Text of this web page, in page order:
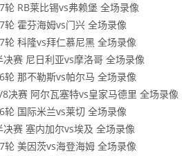
RB莱比锡vs弗赖堡 全场录像
霍芬海姆vs门兴 全场录像
科隆vs拜仁慕尼黑 全场录像
赛 尼日利亚vs摩洛哥 全场录像
那不勒斯vs帕尔马 全场录像
决赛 阿尔瓦塞特vs皇家马德里 全场录像
国际米兰vs莱切 全场录像
赛 塞内加尔vs埃及 全场录像
美因茨vs海登海姆 全场录像